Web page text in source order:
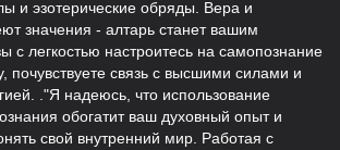
и эзотерические обряды. Вера и
значения - алтарь станет вашим
с легкостью настроитесь на самопознание
почувствуете связь с высшими силами и
."Я надеюсь, что использование
обогатит ваш духовный опыт и
свой внутренний мир. Работая с